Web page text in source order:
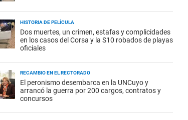
HISTORIA DE PELÍCULA
Dos muertes, un crimen, estafas y complicidades
en los casos del Corsa y la S10 robados de playas
oficiales
RECAMBIO EN EL RECTORADO
El peronismo desembarca en la UNCuyo y
arrancó la guerra por 200 cargos, contratos y
concursos